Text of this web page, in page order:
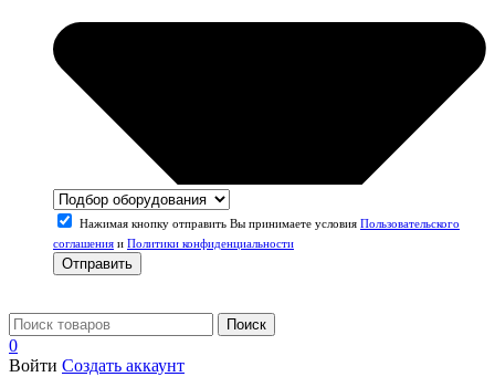
Нажимая кнопку отправить Вы принимаете условия Пользовательского
соглашения и Политики конфиденциальности
Отправить
Поиск
0
Войти Создать аккаунт